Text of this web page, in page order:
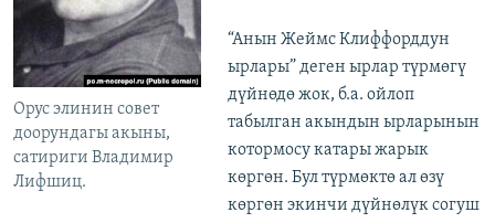
Орус элинин совет
доорундагы акыны,
сатириги Владимир
Лифшиц.
“Анын Жеймс Клиффорддун
ырлары” деген ырлар түрмөгү
дүйнөдө жок, б.а. ойлоп
табылган акындын ырларынын
котормосу катары жарык
көргөн. Бул түрмөктө ал өзү
көргөн экинчи дүйнөлүк согуш